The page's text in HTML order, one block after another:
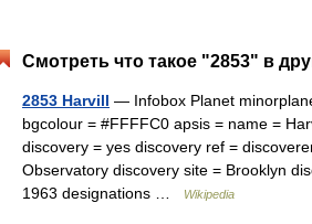
Смотреть что такое "2853" в
2853 Harvill — Infobox Planet
bgcolour = #FFFFC0 apsis = name =
discovery = yes discovery ref =
Observatory discovery site = Brooklyn
1963 designations …
Wikipedia